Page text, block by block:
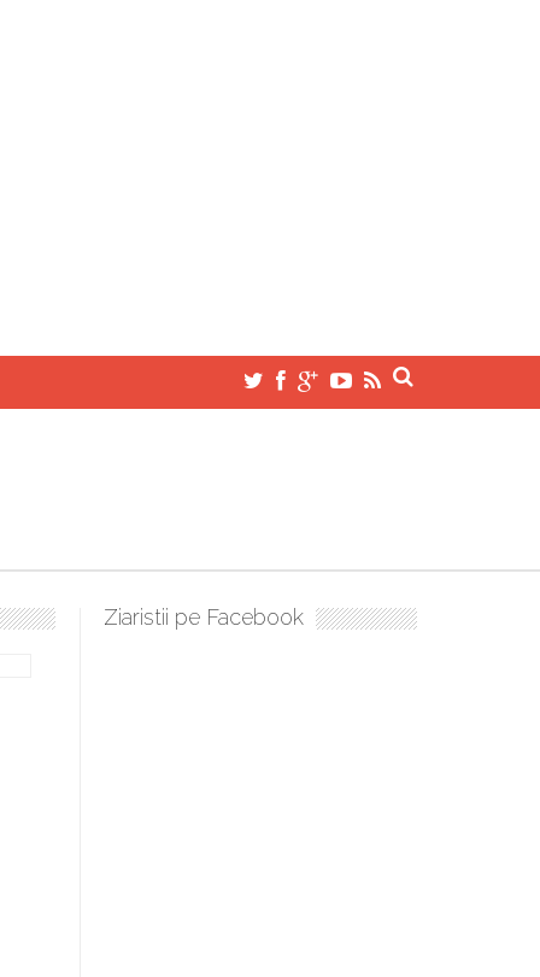
Ziaristii pe Facebook